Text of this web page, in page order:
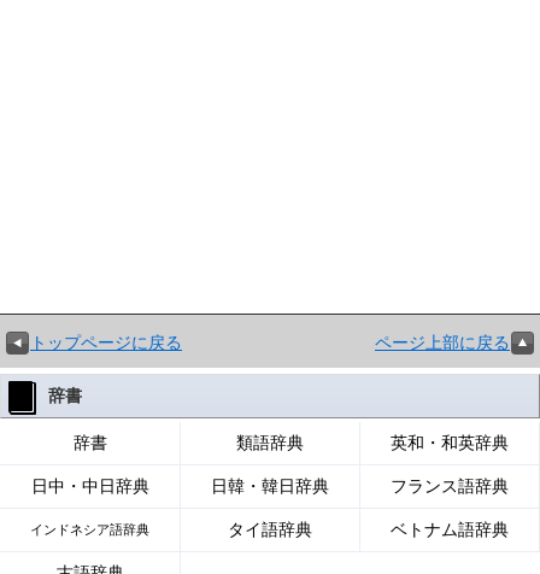
トップページに戻る ページ上部に戻る
辞書
辞書 類語辞典 英和・和英辞典
日中・中日辞典 日韓・韓日辞典 フランス語辞典
インドネシア語辞典 タイ語辞典 ベトナム語辞典